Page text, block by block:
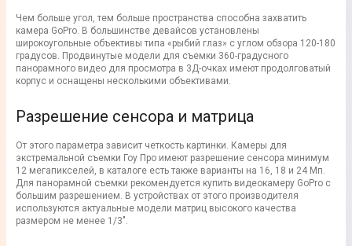
Чем больше угол, тем больше пространства способна захватить
камера GoPro. В большинстве девайсов установлены
широкоугольные объективы типа «рыбий глаз» с углом обзора 120-180
градусов. Продвинутые модели для съемки 360-градусного
панорамного видео для просмотра в 3Д-очках имеют продолговатый
корпус и оснащены несколькими объективами.
Разрешение сенсора и матрица
От этого параметра зависит четкость картинки. Камеры для
экстремальной съемки Гоу Про имеют разрешение сенсора минимум
12 мегапикселей, в каталоге есть также варианты на 16, 18 и 24 Мп.
Для панорамной съемки рекомендуется купить видеокамеру GoPro с
большим разрешением. В устройствах от этого производителя
используются актуальные модели матриц высокого качества
размером не менее 1/3".